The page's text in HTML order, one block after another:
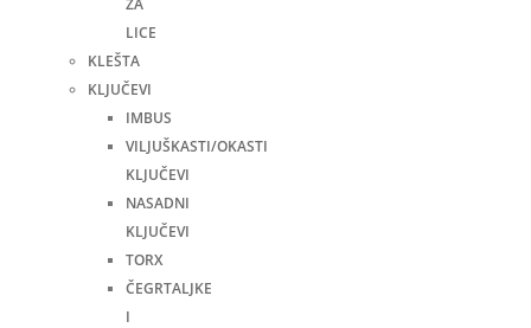
ZA
LICE
KLEŠTA
KLJUČEVI
IMBUS
VILJUŠKASTI/OKASTI
KLJUČEVI
NASADNI
KLJUČEVI
TORX
ČEGRTALJKE
I